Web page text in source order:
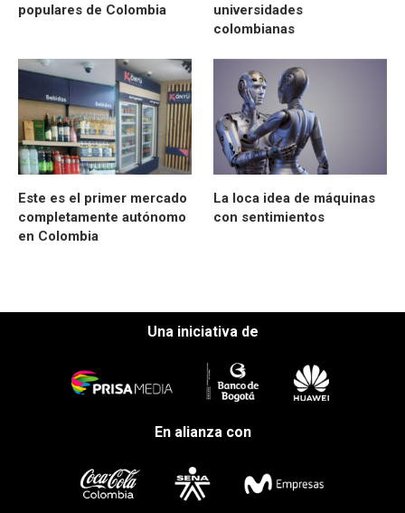
populares de Colombia
universidades
colombianas
Este es el primer mercado
completamente autónomo
en Colombia
La loca idea de máquinas
con sentimientos
Una iniciativa de
En alianza con